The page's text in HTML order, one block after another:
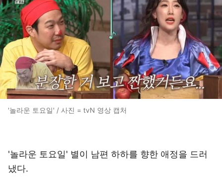
'놀라운 토요일' / 사진 = tvN 영상 캡처
'놀라운 토요일' 별이 남편 하하를 향한 애정을 드러
냈다.